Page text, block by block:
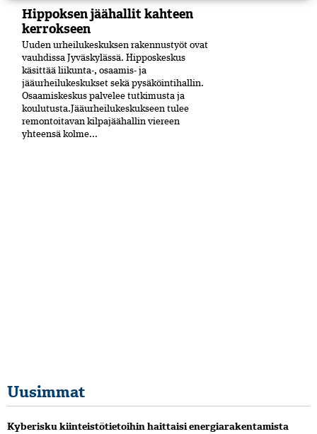
Hippoksen jäähallit kahteen
kerrokseen
Uuden urheilukeskuksen rakennustyöt ovat
vauhdissa Jyväskylässä. Hipposkeskus
käsittää liikunta-, osaamis- ja
jääurheilukeskukset sekä pysäköintihallin.
Osaamiskeskus palvelee tutkimusta ja
koulutusta.Jääurheilukeskukseen tulee
remontoitavan kilpajäähallin viereen
yhteensä kolme...
Uusimmat
Kyberisku kiinteistötietoihin haittaisi energiarakentamista